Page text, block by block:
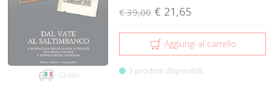
Gratis
€ 39,00 € 21,65
Aggiungi al carrello
3 prodotti disponibili